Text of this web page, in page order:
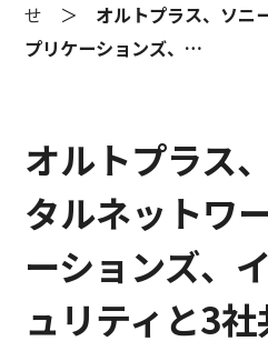
せ ＞ オルトプラス、ソニ
プリケーションズ、…
オルトプラス
タルネットワ
ーションズ、
ュリティと3